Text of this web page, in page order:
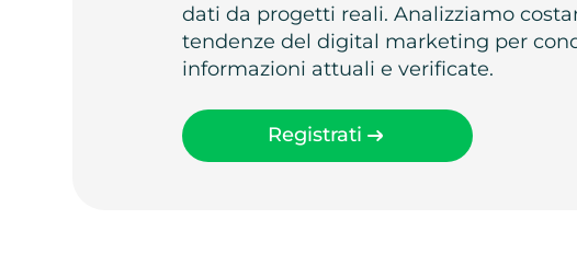
dati da progetti reali. Analizziamo
tendenze del digital marketing per
informazioni attuali e verificate.
Registrati